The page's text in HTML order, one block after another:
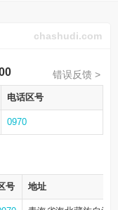
chashudi.com
错误反馈 >
电话区号
0970
号 地址